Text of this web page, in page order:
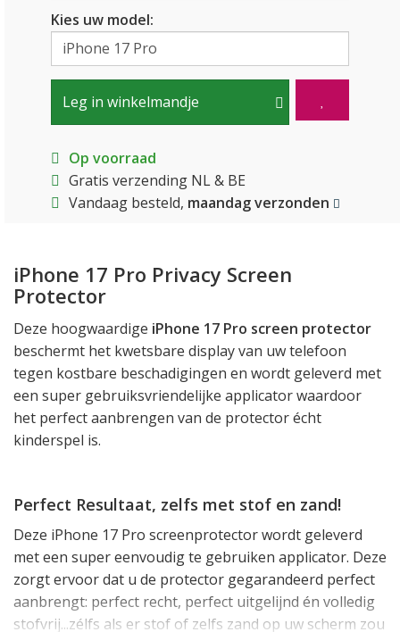
Kies uw model:
Leg in winkelmandje
Op voorraad
Gratis verzending NL & BE
Vandaag besteld, maandag verzonden
iPhone 17 Pro Privacy Screen
Protector
Deze hoogwaardige iPhone 17 Pro screen protector
beschermt het kwetsbare display van uw telefoon
tegen kostbare beschadigingen en wordt geleverd met
een super gebruiksvriendelijke applicator waardoor
het perfect aanbrengen van de protector écht
kinderspel is.
Perfect Resultaat, zelfs met stof en zand!
Deze iPhone 17 Pro screenprotector wordt geleverd
met een super eenvoudig te gebruiken applicator. Deze
zorgt ervoor dat u de protector gegarandeerd perfect
aanbrengt: perfect recht, perfect uitgelijnd én volledig
stofvrij...zélfs als er stof of zelfs zand op uw scherm zou